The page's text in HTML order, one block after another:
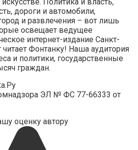
дороги и автомобили,
и развлечения – вот лишь
освещает ведущее
интернет-издание Санкт-
читает Фонтанку! Наша аудитория
и политики, государственные
граждан.
ЭЛ № ФС 77-66333 от
оценку автору